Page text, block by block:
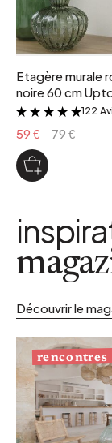
Etagère murale
noire 60 cm
&
122
59 € 79 €
Découvrir le
rencontres